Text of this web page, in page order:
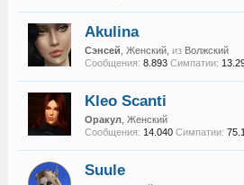
Akulina
Сэнсей , Женский, из Волжский
Сообщения: 8.893 Симпатии:
Kleo Scanti
Оракул, Женский
Сообщения: 14.040 Симпатии:
Suule